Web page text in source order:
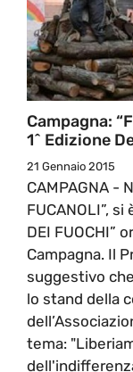
Campagna:
1^ Edizione
21 Gennaio 2015
CAMPAGNA -
FUCANOLI”,
DEI FUOCHI”
Campagna. Il
suggestivo
lo stand della
tema: